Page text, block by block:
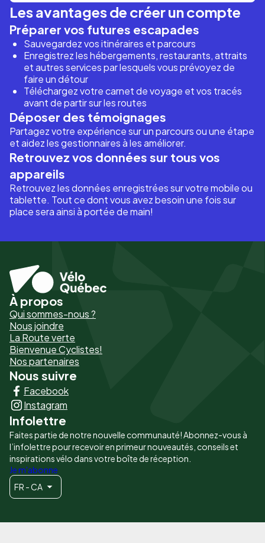
Les avantages de créer un compte
Préparer vos futures escapades
Sauvegardez vos itinéraires et parcours
Enregistrez les hébergements, restaurants, attraits
et autres services par lesquels vous prévoyez de
faire un détour
Téléchargez votre carnet de voyage et vos tracés
avant de partir sur les routes
Déposer des témoignages
Partagez votre expérience sur un parcours ou une étape
et aidez les gestionnaires à les améliorer.
Retrouvez vos données sur tous vos
appareils
Retrouvez les données enregistrées sur votre mobile ou
tablette. Tout ce dont vous avez besoin une fois sur
place sera ainsi à portée de main!
Pied
de
page
-
Liens
principaux
À propos
Qui sommes-nous ?
Nous joindre
La Route verte
Bienvenue Cyclistes!
Nos partenaires
Nous suivre
Facebook
Instagram
Infolettre
Faites partie de notre nouvelle communauté! Abonnez-vous à
l’infolettre pour recevoir en primeur nouveautés, conseils et
inspirations vélo dans votre boîte de réception.
Je m'abonne
FR - CA